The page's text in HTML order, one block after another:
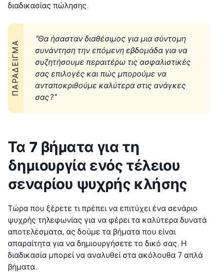
διαδικασίας πώλησης.
ΠΑΡΆΔΕΙΓΜΑ
“Θα ήσασταν διαθέσιμος για μια σύντομη
συνάντηση την επόμενη εβδομάδα για να
συζητήσουμε περαιτέρω τις ασφαλιστικές
σας επιλογές και πώς μπορούμε να
ανταποκριθούμε καλύτερα στις ανάγκες
σας?”
Τα 7 βήματα για τη
δημιουργία ενός τέλειου
σεναρίου ψυχρής κλήσης
Τώρα που ξέρετε τι πρέπει να επιτύχει ένα σενάριο
ψυχρής τηλεφωνίας για να φέρει τα καλύτερα δυνατά
αποτελέσματα, ας δούμε τα βήματα που είναι
απαραίτητα για να δημιουργήσετε το δικό σας. Η
διαδικασία μπορεί να αναλυθεί στα ακόλουθα 7 απλά
βήματα.